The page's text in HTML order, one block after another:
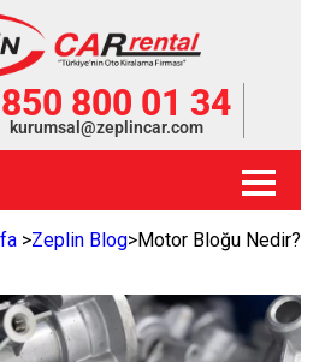
800 01 34
kurumsal@zeplincar.com
>Zeplin Blog>Motor Bloğu Nedir?